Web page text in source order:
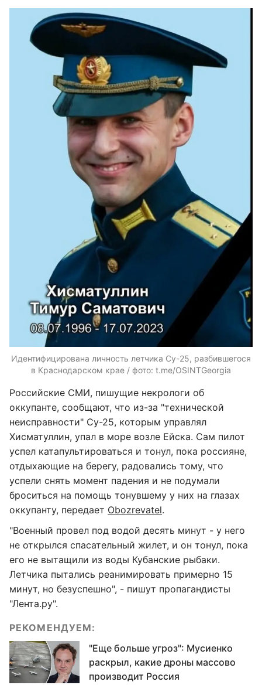
Идентифицирована личность летчика Су-25, разбившегося
в Краснодарском крае / фото: t.me/OSINTGeorgia
Российские СМИ, пишущие некрологи об
оккупанте, сообщают, что из-за "технической
неисправности" Су-25, которым управлял
Хисматуллин, упал в море возле Ейска. Сам пилот
успел катапультироваться и тонул, пока россияне,
отдыхающие на берегу, радовались тому, что
успели снять момент падения и не подумали
броситься на помощь тонувшему у них на глазах
оккупанту, передает Obozrevatel.
"Военный провел под водой десять минут - у него
не открылся спасательный жилет, и он тонул, пока
его не вытащили из воды Кубанские рыбаки.
Летчика пытались реанимировать примерно 15
минут, но безуспешно", - пишут пропагандисты
"Лента.ру".
РЕКОМЕНДУЕМ:
"Еще больше угроз": Мусиенко
раскрыл, какие дроны массово
производит Россия